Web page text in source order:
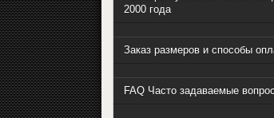
2000 года
Заказ размеров и способы
FAQ Часто задаваемые